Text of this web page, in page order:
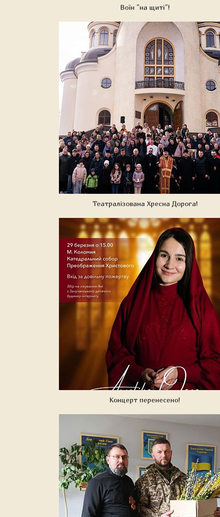
Воїн "на щиті"!
Театралізована Хресна Дорога!
Концерт перенесено!